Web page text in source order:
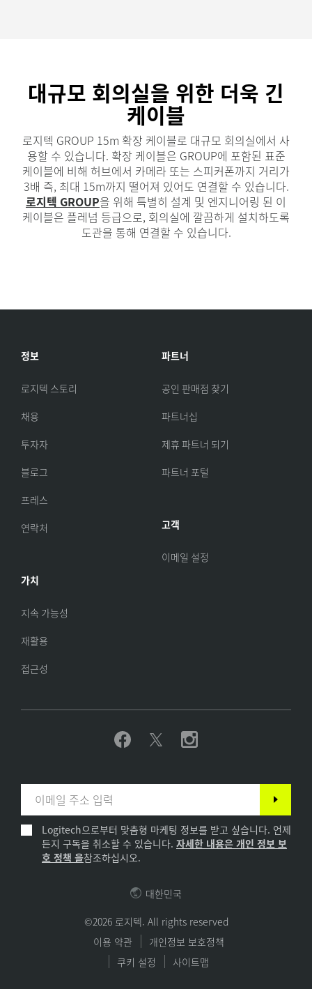
대규모 회의실을 위한 더욱 긴
케이블
로지텍 GROUP 15m 확장 케이블로 대규모 회의실에서 사
용할 수 있습니다. 확장 케이블은 GROUP에 포함된 표준
케이블에 비해 허브에서 카메라 또는 스피커폰까지 거리가
3배 즉, 최대 15m까지 떨어져 있어도 연결할 수 있습니다.
로지텍 GROUP을 위해 특별히 설계 및 엔지니어링 된 이
케이블은 플레넘 등급으로, 회의실에 깔끔하게 설치하도록
도관을 통해 연결할 수 있습니다.
정보
로지텍 스토리
채용
투자자
블로그
프레스
연락처
가치
지속 가능성
재활용
접근성
파트너
공인 판매점 찾기
파트너십
제휴 파트너 되기
파트너 포털
고객
이메일 설정
Logitech으로부터 맞춤형 마케팅 정보를 받고 싶습니다. 언제
든지 구독을 취소할 수 있습니다. 자세한 내용은 개인 정보 보
호 정책 을참조하십시오.
©2026 로지텍. All rights reserved
이용 약관
개인정보 보호정책
쿠키 설정
사이트맵
대한민국